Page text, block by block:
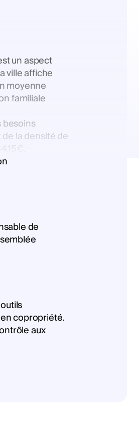
un aspect
ville affiche
moyenne
familiale
besoins
la densité de
de
copropriété.
aux